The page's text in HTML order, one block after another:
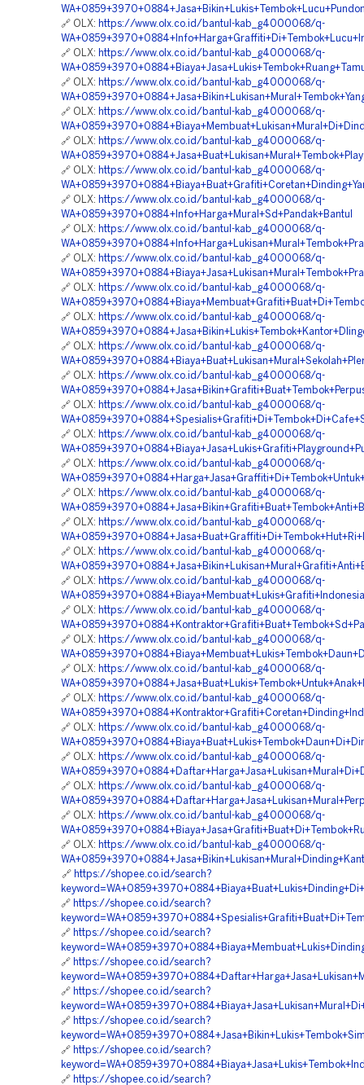
🔗 OLX: https://www.olx.co.id/bantul-kab_g4000068/q-
🔗 OLX: https://www.olx.co.id/bantul-kab_g4000068/q-
🔗 OLX: https://www.olx.co.id/bantul-kab_g4000068/q-
🔗 OLX: https://www.olx.co.id/bantul-kab_g4000068/q-
🔗 OLX: https://www.olx.co.id/bantul-kab_g4000068/q-
🔗 OLX: https://www.olx.co.id/bantul-kab_g4000068/q-
🔗 OLX: https://www.olx.co.id/bantul-kab_g4000068/q-
WA+0859+3970+0884+Info+Harga+Mural+Sd+Pandak+Bantul
🔗 OLX: https://www.olx.co.id/bantul-kab_g4000068/q-
🔗 OLX: https://www.olx.co.id/bantul-kab_g4000068/q-
🔗 OLX: https://www.olx.co.id/bantul-kab_g4000068/q-
🔗 OLX: https://www.olx.co.id/bantul-kab_g4000068/q-
🔗 OLX: https://www.olx.co.id/bantul-kab_g4000068/q-
🔗 OLX: https://www.olx.co.id/bantul-kab_g4000068/q-
🔗 OLX: https://www.olx.co.id/bantul-kab_g4000068/q-
🔗 OLX: https://www.olx.co.id/bantul-kab_g4000068/q-
🔗 OLX: https://www.olx.co.id/bantul-kab_g4000068/q-
🔗 OLX: https://www.olx.co.id/bantul-kab_g4000068/q-
🔗 OLX: https://www.olx.co.id/bantul-kab_g4000068/q-
🔗 OLX: https://www.olx.co.id/bantul-kab_g4000068/q-
🔗 OLX: https://www.olx.co.id/bantul-kab_g4000068/q-
🔗 OLX: https://www.olx.co.id/bantul-kab_g4000068/q-
🔗 OLX: https://www.olx.co.id/bantul-kab_g4000068/q-
🔗 OLX: https://www.olx.co.id/bantul-kab_g4000068/q-
🔗 OLX: https://www.olx.co.id/bantul-kab_g4000068/q-
🔗 OLX: https://www.olx.co.id/bantul-kab_g4000068/q-
🔗 OLX: https://www.olx.co.id/bantul-kab_g4000068/q-
🔗 OLX: https://www.olx.co.id/bantul-kab_g4000068/q-
🔗 OLX: https://www.olx.co.id/bantul-kab_g4000068/q-
🔗 OLX: https://www.olx.co.id/bantul-kab_g4000068/q-
🔗 https://shopee.co.id/search?
🔗 https://shopee.co.id/search?
🔗 https://shopee.co.id/search?
🔗 https://shopee.co.id/search?
🔗 https://shopee.co.id/search?
🔗 https://shopee.co.id/search?
🔗 https://shopee.co.id/search?
🔗 https://shopee.co.id/search?